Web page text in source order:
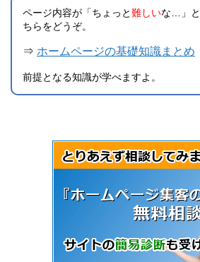
ページ内容が「ちょっと難しいな…」と
ちらをどうぞ。
⇒ ホームページの基礎知識まとめ
前提となる知識が学べますよ。